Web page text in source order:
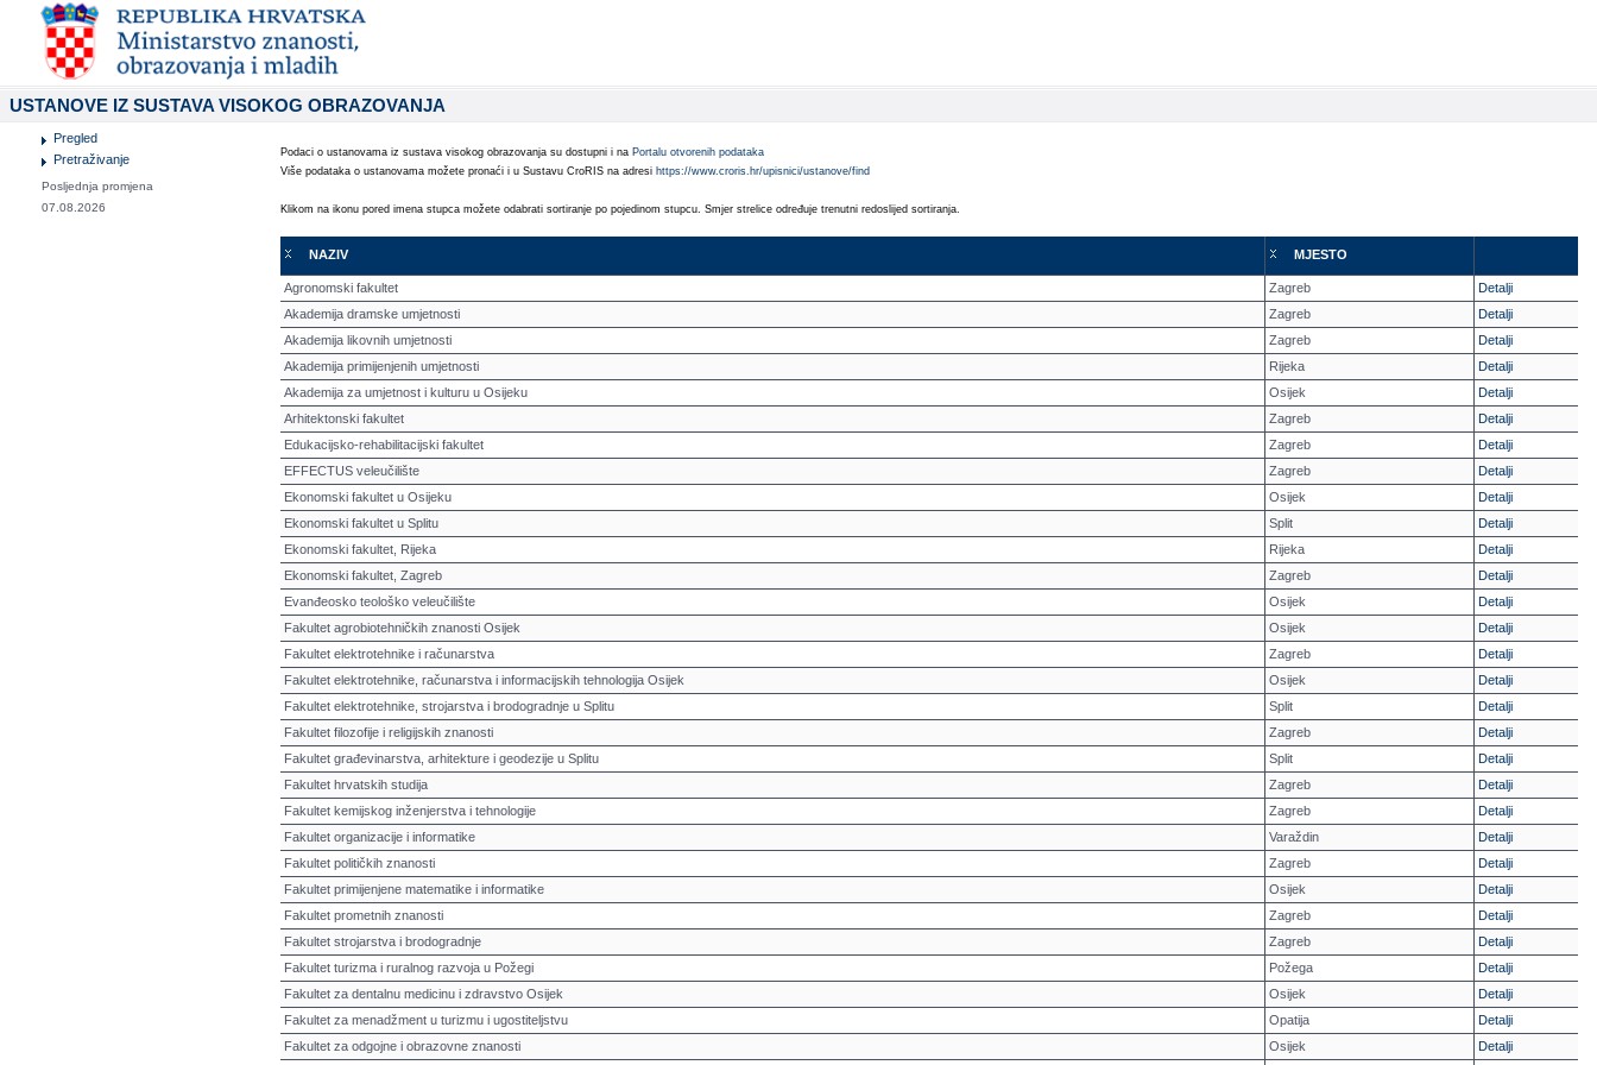
USTANOVE IZ SUSTAVA VISOKOG OBRAZOVANJA
Pregled
Pretraživanje
Posljednja promjena
07.08.2026
Podaci o ustanovama iz sustava visokog obrazovanja su dostupni i na Portalu otvorenih podataka
Više podataka o ustanovama možete pronaći i u Sustavu CroRIS na adresi https://www.croris.hr/upisnici/ustanove/find
Klikom na ikonu pored imena stupca možete odabrati sortiranje po pojedinom stupcu. Smjer strelice određuje trenutni redoslijed sortiranja.
NAZIV MJESTO
Agronomski fakultet Zagreb
Detalji
Akademija dramske umjetnosti
Zagreb
Detalji
Akademija likovnih umjetnosti
Zagreb
Detalji
Akademija primijenjenih umjetnosti
Rijeka
Detalji
Akademija za umjetnost i kulturu u Osijeku
Osijek
Detalji
Arhitektonski fakultet
Zagreb
Detalji
Edukacijsko-rehabilitacijski fakultet
Zagreb
Detalji
EFFECTUS veleučilište
Zagreb
Detalji
Ekonomski fakultet u Osijeku
Osijek
Detalji
Ekonomski fakultet u Splitu
Split
Detalji
Ekonomski fakultet, Rijeka
Rijeka
Detalji
Ekonomski fakultet, Zagreb
Zagreb
Detalji
Evanđeosko teološko veleučilište
Osijek
Detalji
Fakultet agrobiotehničkih znanosti Osijek
Osijek
Detalji
Fakultet elektrotehnike i računarstva
Zagreb
Detalji
Fakultet elektrotehnike, računarstva i informacijskih tehnologija Osijek
Osijek
Detalji
Fakultet elektrotehnike, strojarstva i brodogradnje u Splitu
Split
Detalji
Fakultet filozofije i religijskih znanosti
Zagreb
Detalji
Fakultet građevinarstva, arhitekture i geodezije u Splitu
Split
Detalji
Fakultet hrvatskih studija
Zagreb
Detalji
Fakultet kemijskog inženjerstva i tehnologije
Zagreb
Detalji
Fakultet organizacije i informatike
Varaždin
Detalji
Fakultet političkih znanosti
Zagreb
Detalji
Fakultet primijenjene matematike i informatike
Osijek
Detalji
Fakultet prometnih znanosti
Zagreb
Detalji
Fakultet strojarstva i brodogradnje
Zagreb
Detalji
Fakultet turizma i ruralnog razvoja u Požegi
Požega
Detalji
Fakultet za dentalnu medicinu i zdravstvo Osijek
Osijek
Detalji
Fakultet za menadžment u turizmu i ugostiteljstvu
Opatija
Detalji
Fakultet za odgojne i obrazovne znanosti
Osijek
Detalji